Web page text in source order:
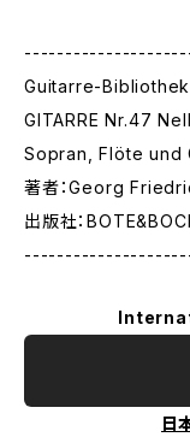
Guitarre-Bibliothek
GITARRE Nr.47
Sopran, Flöte und
著者：Georg
出版社：
日